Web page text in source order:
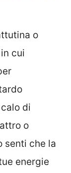
o
cui
di
o
senti che la
energie